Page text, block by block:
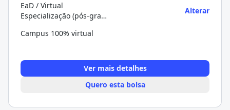
EaD / Virtual
Especialização (pós-graduação)
Alterar
Campus 100% virtual
Ver mais detalhes
Quero esta bolsa